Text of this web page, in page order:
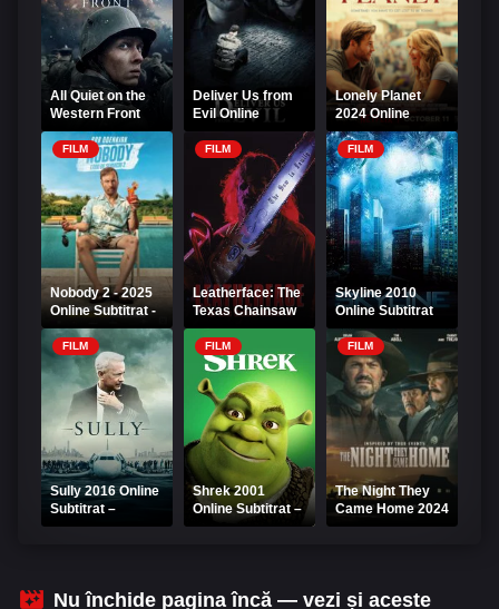
All Quiet on the
Western Front
2022 Online
Subtitrat
Deliver Us from
Evil Online
Subtitrat
Lonely Planet
2024 Online
Subtitrat – Iubire
în Maroc
FILM
Nobody 2 - 2025
Online Subtitrat -
Erou de serviciu
2
FILM
Leatherface: The
Texas Chainsaw
Massacre III 1990
Online Subtitrat
FILM
Skyline 2010
Online Subtitrat
FILM
Sully 2016 Online
Subtitrat –
Miracolul de pe
FILM
Shrek 2001
Online Subtitrat –
Aventură și Umor
FILM
The Night They
Came Home 2024
Online Subtitrat
Nu închide pagina încă — vezi și aceste